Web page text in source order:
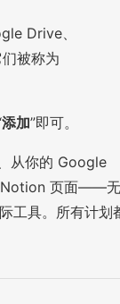
Drive、
被称为
添加”即可。
从你的 Google
Notion 页面——无
工具。所有计划